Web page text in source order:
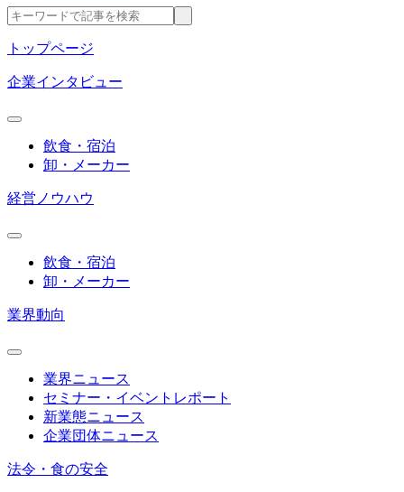
トップページ
企業インタビュー
飲食・宿泊
卸・メーカー
経営ノウハウ
飲食・宿泊
卸・メーカー
業界動向
業界ニュース
セミナー・イベントレポート
新業態ニュース
企業団体ニュース
法令・食の安全